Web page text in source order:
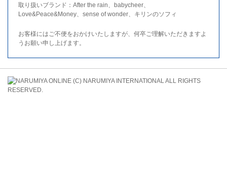
取り扱いブランド：After the rain、babycheer、
Love&Peace&Money、sense of wonder、キリンのソフィ
お客様にはご不便をおかけいたしますが、何卒ご理解いただきますよ
うお願い申し上げます。